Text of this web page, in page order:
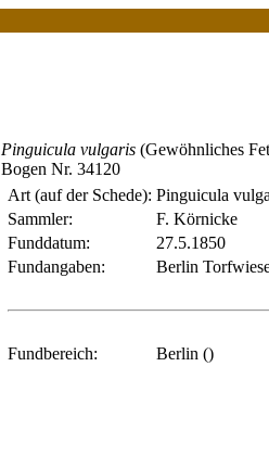
Pinguicula vulgaris (Gewöhnliches
Bogen Nr. 34120
Art (auf der Schede): Pinguicula
Sammler:
F. Körnicke
Funddatum:
27.5.1850
Fundangaben:
Berlin
Fundbereich: Berlin ()